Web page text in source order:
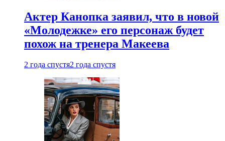
Актер Канопка заявил, что в новой
«Молодежке» его персонаж будет
похож на тренера Макеева
2 года спустя2 года спустя